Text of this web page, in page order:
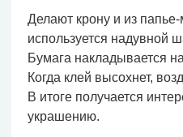
Делают крону и из
используется надувной
Бумага накладывается
Когда клей высохнет,
В итоге получается
украшению.